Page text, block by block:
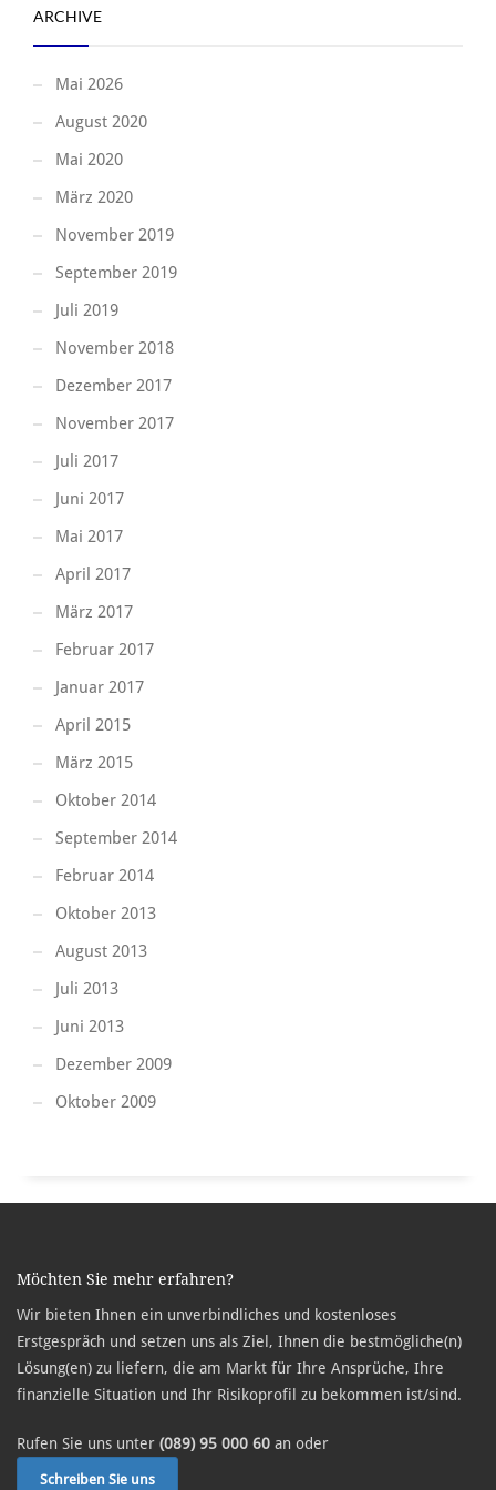
ARCHIVE
Mai 2026
August 2020
Mai 2020
März 2020
November 2019
September 2019
Juli 2019
November 2018
Dezember 2017
November 2017
Juli 2017
Juni 2017
Mai 2017
April 2017
März 2017
Februar 2017
Januar 2017
April 2015
März 2015
Oktober 2014
September 2014
Februar 2014
Oktober 2013
August 2013
Juli 2013
Juni 2013
Dezember 2009
Oktober 2009
Möchten Sie mehr erfahren?
Wir bieten Ihnen ein unverbindliches und kostenloses
Erstgespräch und setzen uns als Ziel, Ihnen die bestmögliche(n)
Lösung(en) zu liefern, die am Markt für Ihre Ansprüche, Ihre
finanzielle Situation und Ihr Risikoprofil zu bekommen ist/sind.
Rufen Sie uns unter (089) 95 000 60 an oder
Schreiben Sie uns